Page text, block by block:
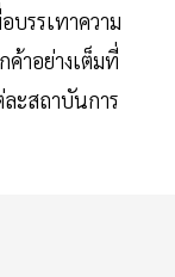
บรรเทาความ
าอย่างเต็มที่
ะสถาบันการ